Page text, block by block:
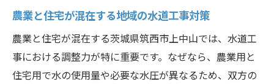
農業と住宅が混在する地域の水道工事対策
農業と住宅が混在する茨城県筑西市上中山では、水道工
事における調整力が特に重要です。なぜなら、農業用と
住宅用で水の使用量や必要な水圧が異なるため、双方の